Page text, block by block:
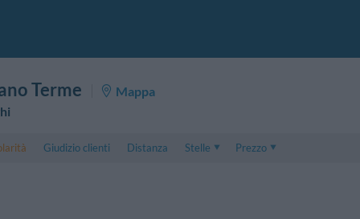
Terme
Mappa
Giudizio clienti Distanza
Stelle
Prezzo